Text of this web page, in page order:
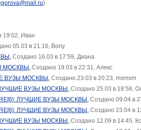
)
19:02, Иван
05.03 в 21:16, Bony
, Создано 16.03 в 17:59, Диана
МОСКВЫ , Создано 19.03 в 22:31, Алекс
ВУЗЫ МОСКВЫ , Создано 23.03 в 20:23, mxmxm
ЛУЧШИЕ ВУЗЫ МОСКВЫ , Создано 25.03 в 18:58,
RE[6]: ЛУЧШИЕ ВУЗЫ МОСКВЫ , Создано 09.04 в
RE[6]: ЛУЧШИЕ ВУЗЫ МОСКВЫ , Создано 23.04 в
ЛУЧШИЕ ВУЗЫ МОСКВЫ , Создано 12.09 в 14:45,